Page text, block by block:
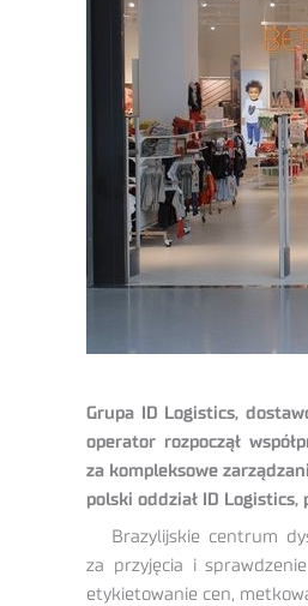
Grupa ID Logistics,
operator rozpoczął
za kompleksowe
polski oddział ID
Brazylijskie centrum
za przyjęcia i
etykietowanie cen,